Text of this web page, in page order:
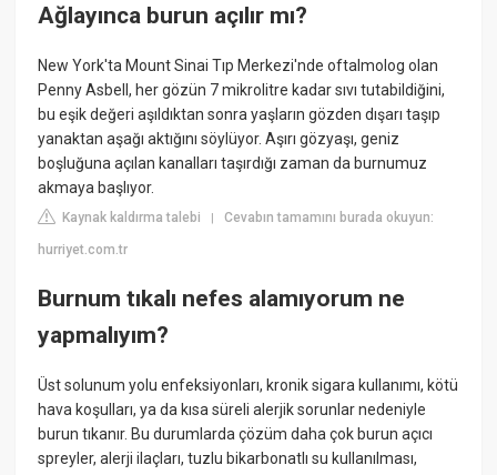
Ağlayınca burun açılır mı?
New York'ta Mount Sinai Tıp Merkezi'nde oftalmolog olan
Penny Asbell, her gözün 7 mikrolitre kadar sıvı tutabildiğini,
bu eşik değeri aşıldıktan sonra yaşların gözden dışarı taşıp
yanaktan aşağı aktığını söylüyor. Aşırı gözyaşı, geniz
boşluğuna açılan kanalları taşırdığı zaman da burnumuz
akmaya başlıyor.
Kaynak kaldırma talebi |Cevabın tamamını burada okuyun:
hurriyet.com.tr
Burnum tıkalı nefes alamıyorum ne
yapmalıyım?
Üst solunum yolu enfeksiyonları, kronik sigara kullanımı, kötü
hava koşulları, ya da kısa süreli alerjik sorunlar nedeniyle
burun tıkanır. Bu durumlarda çözüm daha çok burun açıcı
spreyler, alerji ilaçları, tuzlu bikarbonatlı su kullanılması,